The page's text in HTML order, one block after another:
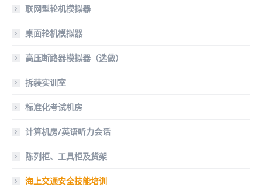
联网型轮机模拟器
桌面轮机模拟器
高压断路器模拟器（选做）
拆装实训室
标准化考试机房
计算机房/英语听力会话
陈列柜、工具柜及货架
海上交通安全技能培训